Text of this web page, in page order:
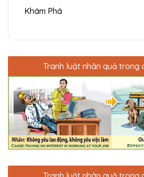
Khám Phá
Tranh luật nhân quả trong